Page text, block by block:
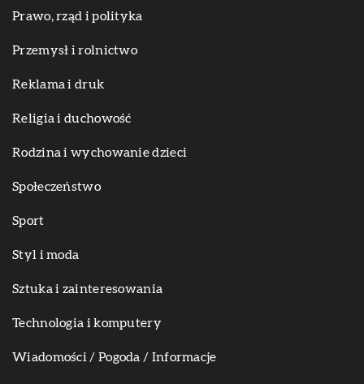
Prawo, rząd i polityka
Przemysł i rolnictwo
Reklama i druk
Religia i duchowość
Rodzina i wychowanie dzieci
Społeczeństwo
Sport
Styl i moda
Sztuka i zainteresowania
Technologia i komputery
Wiadomości / Pogoda / Informacje